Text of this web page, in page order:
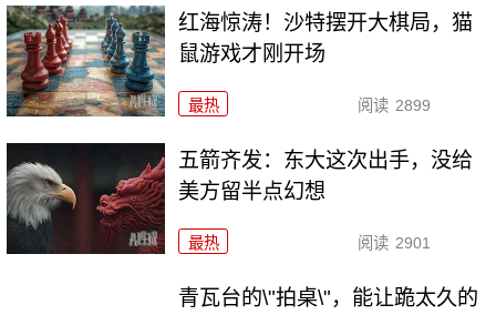
红海惊涛！沙特摆开大棋局，猫
鼠游戏才刚开场
最热 阅读 2899
五箭齐发：东大这次出手，没给
美方留半点幻想
最热 阅读 2901
青瓦台的\"拍桌\"，能让跪太久的